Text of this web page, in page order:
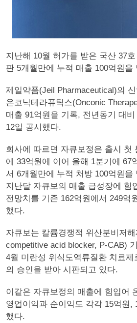
지난해 10월 허가를 받은 국산 37호
판 5개월만에 누적 매출 100억원을
제일약품(Jeil Pharmaceutical)의
온코닉테라퓨틱스(Onconic
매출 91억원을 기록, 전년동기 대
12일 공시했다.
회사에 따르면 자큐보정은 출시 첫
에 33억원에 이어 올해 1분기에 67
서 6개월만에 누적 처방 100억원을
지난달 자큐보의 매출 급성장에 힘
전망치를 기존 162억원에서 249억
했다.
자큐보는 칼륨경쟁적 위산분비저
competitive acid blocker, P-CAB)
4월 미란성 위식도역류질환 치료제
의 승인을 받아 시판되고 있다.
이같은 자큐보정의 매출에 힘입어
영업이익과 순이익도 각각 15억원,
했다.